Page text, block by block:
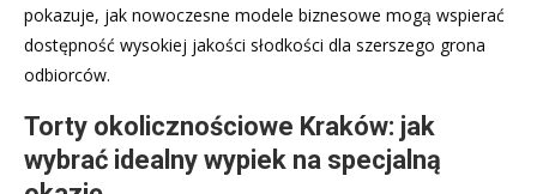
pokazuje, jak nowoczesne modele biznesowe mogą wspierać
dostępność wysokiej jakości słodkości dla szerszego grona
odbiorców.
Torty okolicznościowe Kraków: jak
wybrać idealny wypiek na specjalną